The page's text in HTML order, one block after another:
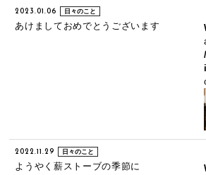
2023.01.06 日々のこと
あけましておめでとうございます
2022.11.29 日々のこと
ようやく薪ストーブの季節に